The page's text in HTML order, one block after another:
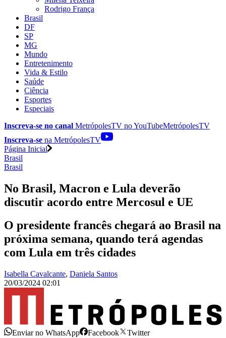
Rodrigo França
Brasil
DF
SP
MG
Mundo
Entretenimento
Vida & Estilo
Saúde
Ciência
Esportes
Especiais
Inscreva-se no canal MetrópolesTV noYouTubeMetrópolesTV
Inscreva-se na MetrópolesTV
Página Inicial
Brasil
Brasil
No Brasil, Macron e Lula deverão
discutir acordo entre Mercosul e UE
O presidente francês chegará ao Brasil na
próxima semana, quando terá agendas
com Lula em três cidades
Isabella Cavalcante, Daniela Santos
20/03/2024 02:01
Enviar no WhatsApp Facebook
Twitter